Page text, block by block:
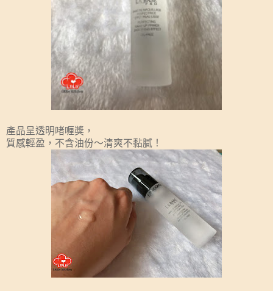
產品呈透明啫喱獎，
質感輕盈，不含油份～清爽不黏膩！